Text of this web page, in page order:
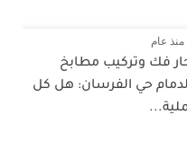
منذ عام
فك وتركيب مطابخ
حي الفرسان: هل كل